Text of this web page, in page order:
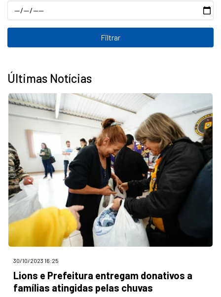
Data
Últimas Notícias
30/10/2023 16:25
Lions e Prefeitura entregam donativos a
famílias atingidas pelas chuvas